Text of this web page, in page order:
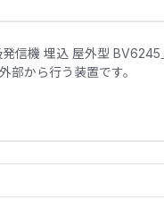
信機 埋込 屋外型
部から行う装置です。